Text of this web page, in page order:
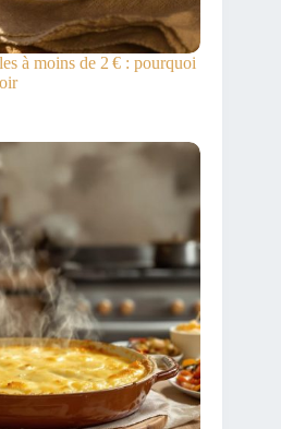
à moins de 2 € : pourquoi